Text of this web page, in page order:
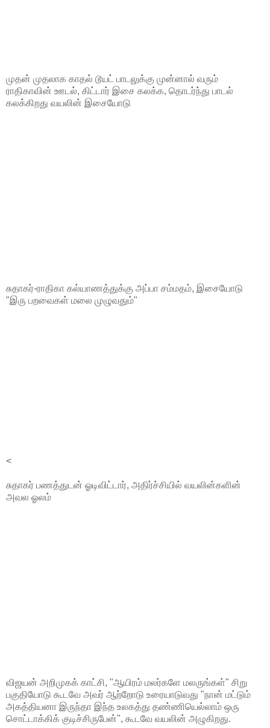
முதன் முதலாக காதல் டூயட் பாடலுக்கு முன்னால் வரும்
ராதிகாவின் ஊடல், கிட்டார் இசை கலக்க, தொடர்ந்து பாடல்
கலக்கிறது வயலின் இசையோடு
சுதாகர்-ராதிகா கல்யாணத்துக்கு அப்பா சம்மதம், இசையோடு
"இரு பறவைகள் மலை முழுவதும்"
<
சுதாகர் பணத்துடன் ஓடிவிட்டார், அதிர்ச்சியில் வயலின்களின்
அவல ஓலம்
விஜயன் அறிமுகக் காட்சி, "ஆயிரம் மலர்களே மலருங்கள்" சிறு
பகுதியோடு கூடவே அவர் ஆற்றோடு உரையாடுவது "நான் மட்டும்
அகத்தியனா இருந்தா இந்த உலகத்து தண்ணியெல்லாம் ஒரு
சொட்டாக்கிக் குடிச்சிருபேன்", கூடவே வயலின் அழுகிறது.